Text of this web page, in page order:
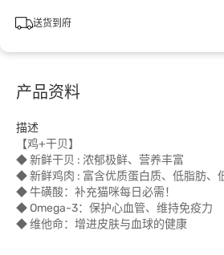
送货到府
产品资料
描述
【鸡+干贝】
◆ 新鲜干贝 : 浓郁极鲜、营养丰富
◆ 新鲜鸡肉 : 富含优质蛋白质、低脂肪、
◆ 牛磺酸：补充猫咪每日必需！
◆ Omega-3：保护心血管、维持免疫力
◆ 维他命：增进皮肤与血球的健康